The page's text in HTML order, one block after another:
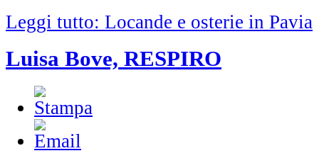
Leggi tutto: Locande e osterie in Pavia
Luisa Bove, RESPIRO